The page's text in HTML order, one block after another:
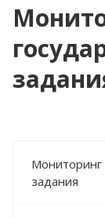
Мониторинг
задания